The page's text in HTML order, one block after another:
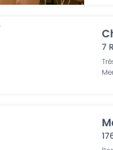
7